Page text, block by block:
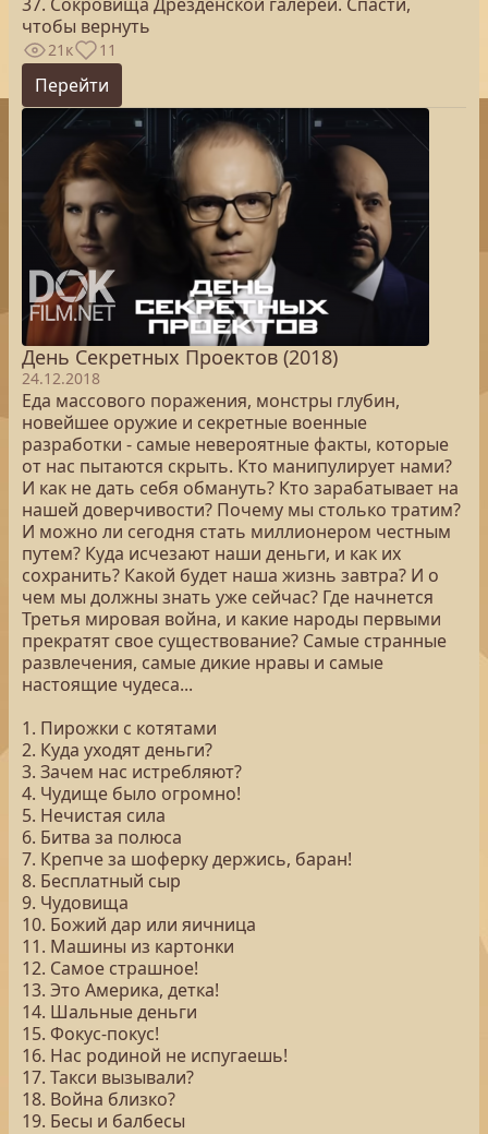
чтобы вернуть
21к 11
Перейти
День Секретных Проектов (2018)
24.12.2018
Еда массового поражения, монстры глубин,
новейшее оружие и секретные военные
разработки - самые невероятные факты, которые
от нас пытаются скрыть. Кто манипулирует нами?
И как не дать себя обмануть? Кто зарабатывает на
нашей доверчивости? Почему мы столько тратим?
И можно ли сегодня стать миллионером честным
путем? Куда исчезают наши деньги, и как их
сохранить? Какой будет наша жизнь завтра? И о
чем мы должны знать уже сейчас? Где начнется
Третья мировая война, и какие народы первыми
прекратят свое существование? Самые странные
развлечения, самые дикие нравы и самые
настоящие чудеса...
1. Пирожки с котятами
2. Куда уходят деньги?
3. Зачем нас истребляют?
4. Чудище было огромно!
5. Нечистая сила
6. Битва за полюса
7. Крепче за шоферку держись, баран!
8. Бесплатный сыр
9. Чудовища
10. Божий дар или яичница
11. Машины из картонки
12. Самое страшное!
13. Это Америка, детка!
14. Шальные деньги
15. Фокус-покус!
16. Нас родиной не испугаешь!
17. Такси вызывали?
18. Война близко?
19. Бесы и балбесы